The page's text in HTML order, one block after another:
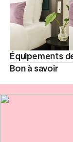
Équipements
Bon à savoir